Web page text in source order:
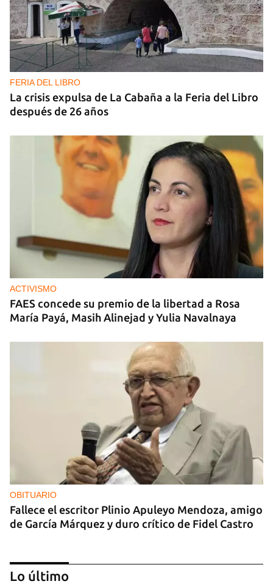
FERIA DEL LIBRO
La crisis expulsa de La Cabaña a la Feria del Libro
después de 26 años
ACTIVISMO
FAES concede su premio de la libertad a Rosa
María Payá, Masih Alinejad y Yulia Navalnaya
OBITUARIO
Fallece el escritor Plinio Apuleyo Mendoza, amigo
de García Márquez y duro crítico de Fidel Castro
Lo último